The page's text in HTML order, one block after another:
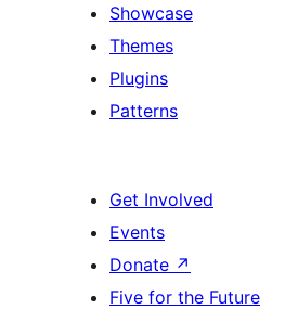
Showcase
Themes
Plugins
Patterns
Get Involved
Events
Donate ↗
Five for the Future